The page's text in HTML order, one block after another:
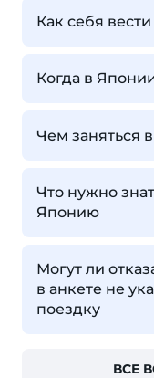
Как себя
Когда в
Чем заняться
Что нужно
Японию
Могут ли
в анкете не
поездку
ВСЕ